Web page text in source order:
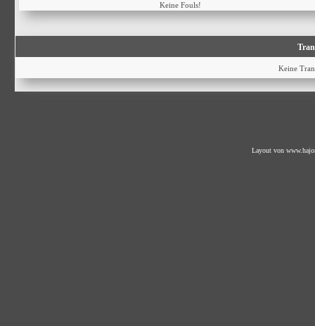
Keine Fouls!
Keine
Layout von